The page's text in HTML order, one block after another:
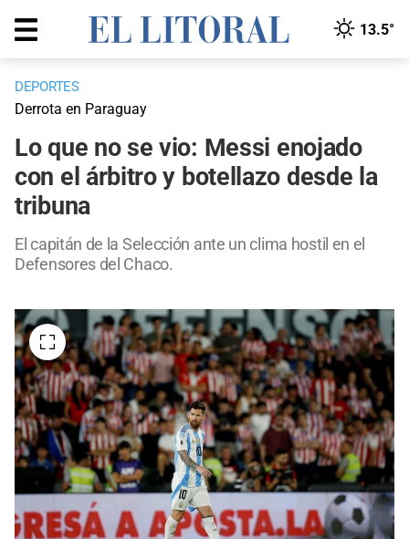
13.5°
DEPORTES
Derrota en Paraguay
Lo que no se vio: Messi enojado
con el árbitro y botellazo desde la
tribuna
El capitán de la Selección ante un clima hostil en el
Defensores del Chaco.